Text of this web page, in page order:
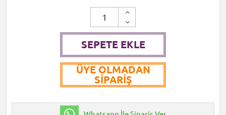
SEPETE EKLE
ÜYE OLMADAN
SIPARIŞ